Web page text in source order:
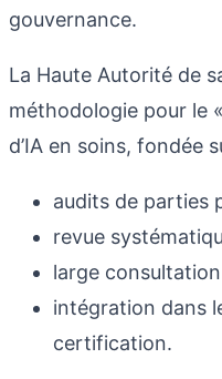
gouvernance.
La Haute Autorité de
méthodologie pour le
d’IA en soins, fondée
audits de parties
revue
large
intégration dans
certification.